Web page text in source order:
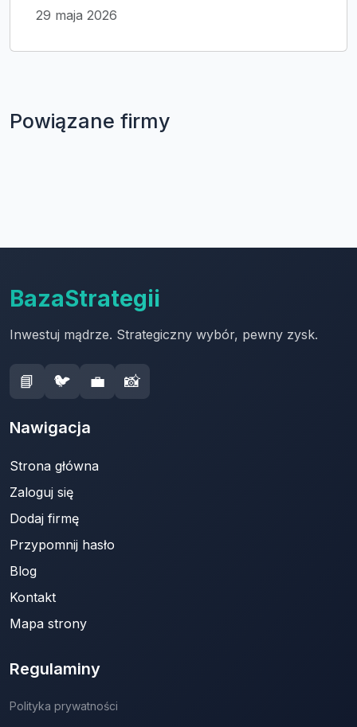
29 maja 2026
Powiązane firmy
BazaStrategii
Inwestuj mądrze. Strategiczny wybór, pewny zysk.
📘 🐦 💼 📸
Nawigacja
Strona główna
Zaloguj się
Dodaj firmę
Przypomnij hasło
Blog
Kontakt
Mapa strony
Regulaminy
Polityka prywatności